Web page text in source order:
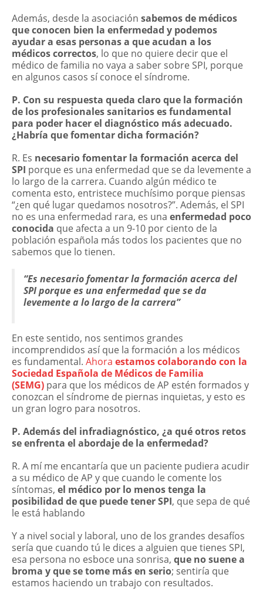
Además, desde la asociación sabemos de médicos
que conocen bien la enfermedad y podemos
ayudar a esas personas a que acudan a los
médicos correctos, lo que no quiere decir que el
médico de familia no vaya a saber sobre SPI, porque
en algunos casos sí conoce el síndrome.
P. Con su respuesta queda claro que la formación
de los profesionales sanitarios es fundamental
para poder hacer el diagnóstico más adecuado.
¿Habría que fomentar dicha formación?
R. Es necesario fomentar la formación acerca del
SPI porque es una enfermedad que se da levemente a
lo largo de la carrera. Cuando algún médico te
comenta esto, entristece muchísimo porque piensas
“¿en qué lugar quedamos nosotros?”. Además, el SPI
no es una enfermedad rara, es una enfermedad poco
conocida que afecta a un 9-10 por ciento de la
población española más todos los pacientes que no
sabemos que lo tienen.
“Es necesario fomentar la formación acerca del
SPI porque es una enfermedad que se da
levemente a lo largo de la carrera”
En este sentido, nos sentimos grandes
incomprendidos así que la formación a los médicos
es fundamental. Ahora estamos colaborando con la
Sociedad Española de Médicos de Familia
(SEMG) para que los médicos de AP estén formados y
conozcan el síndrome de piernas inquietas, y esto es
un gran logro para nosotros.
P. Además del infradiagnóstico, ¿a qué otros retos
se enfrenta el abordaje de la enfermedad?
R. A mí me encantaría que un paciente pudiera acudir
a su médico de AP y que cuando le comente los
síntomas, el médico por lo menos tenga la
posibilidad de que puede tener SPI, que sepa de qué
le está hablando
Y a nivel social y laboral, uno de los grandes desafíos
sería que cuando tú le dices a alguien que tienes SPI,
esa persona no esboce una sonrisa, que no suene a
broma y que se tome más en serio; sentiría que
estamos haciendo un trabajo con resultados.